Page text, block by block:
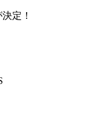
定！